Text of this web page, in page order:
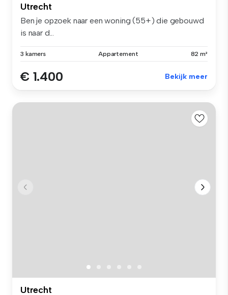
Utrecht
Ben je opzoek naar een woning (55+) die gebouwd
is naar d...
3 kamers Appartement 82 m²
€ 1.400 Bekijk meer
Utrecht